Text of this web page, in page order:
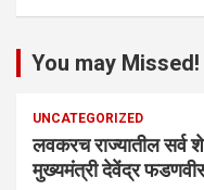
You may Missed!
UNCATEGORIZED
लवकरच राज्यातील सर्व
मुख्यमंत्री देवेंद्र